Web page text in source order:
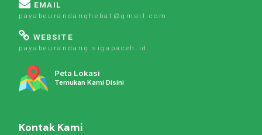
EMAIL
payabeurandanghebat@gmail.com
WEBSITE
payabeurandang.sigapaceh.id
Peta Lokasi
Temukan Kami Disini
Kontak Kami